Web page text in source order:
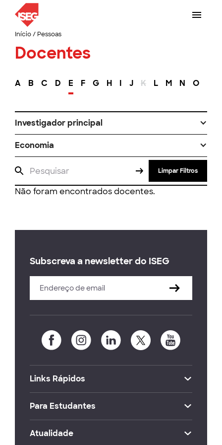
Início/ Pessoas
Docentes
A B C D E F G H I J K L M N O
Investigador principal
Economia
Limpar Filtros
Não foram encontrados docentes.
Subscreva a newsletter do ISEG
Links Rápidos
Para Estudantes
Atualidade